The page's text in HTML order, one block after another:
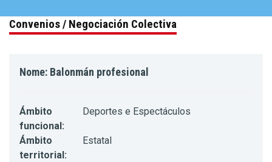
Convenios / Negociación Colectiva
Nome: Balonmán profesional
Ámbito
funcional:
Deportes e Espectáculos
Ámbito
territorial:
Estatal